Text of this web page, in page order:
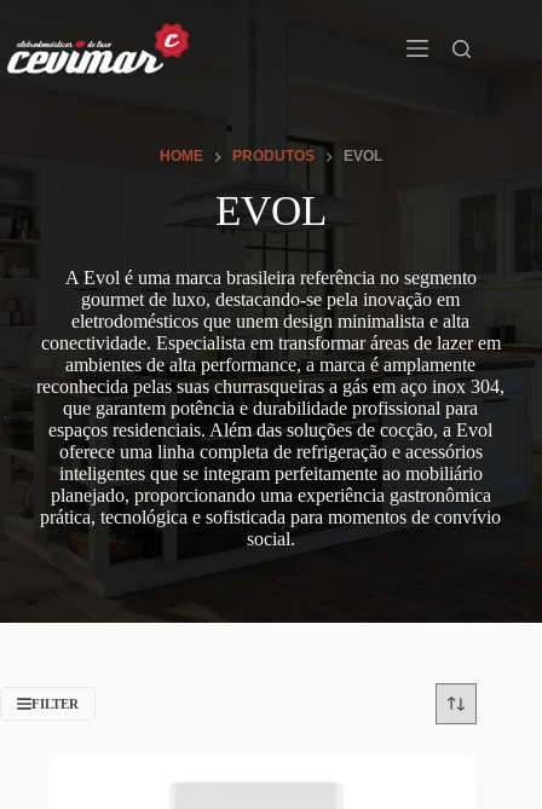
HOME PRODUTOS EVOL
EVOL
A Evol é uma marca brasileira referência no segmento
gourmet de luxo, destacando-se pela inovação em
eletrodomésticos que unem design minimalista e alta
conectividade. Especialista em transformar áreas de lazer em
ambientes de alta performance, a marca é amplamente
reconhecida pelas suas churrasqueiras a gás em aço inox 304,
que garantem potência e durabilidade profissional para
espaços residenciais. Além das soluções de cocção, a Evol
oferece uma linha completa de refrigeração e acessórios
inteligentes que se integram perfeitamente ao mobiliário
planejado, proporcionando uma experiência gastronômica
prática, tecnológica e sofisticada para momentos de convívio
social.
FILTER